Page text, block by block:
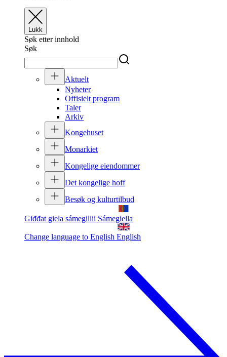
Lukk
Søk etter innhold
Søk
Aktuelt
Nyheter
Offisielt program
Taler
Arkiv
Kongehuset
Monarkiet
Kongelige eiendommer
Det kongelige hoff
Besøk og kulturtilbud
Giđđat giela sámegillii Sámegiella
Change language to English English